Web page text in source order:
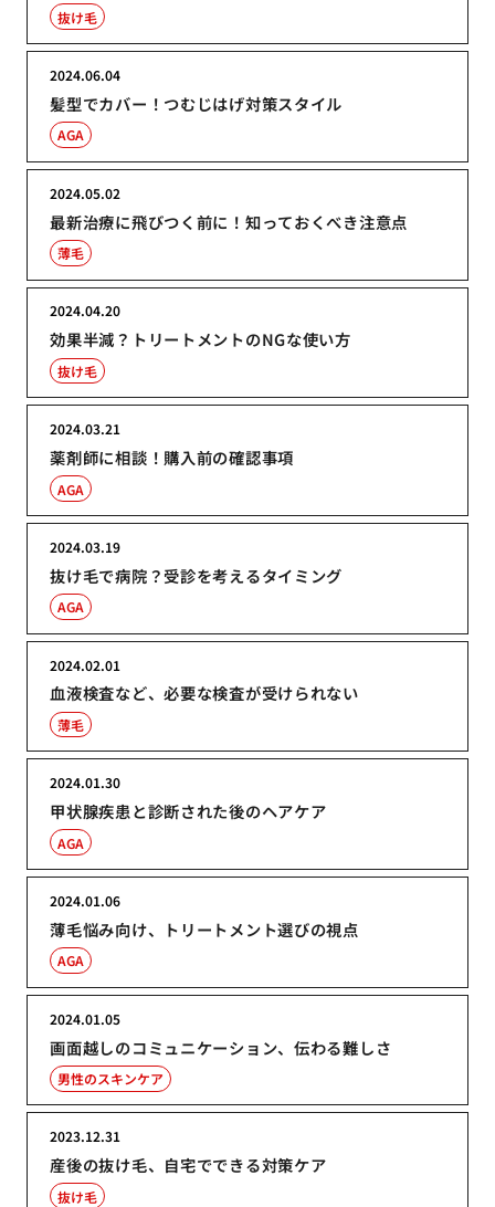
抜け毛
髪型でカバー！つむじはげ対策スタイル
2024.06.04
AGA
最新治療に飛びつく前に！知っておくべき注意点
2024.05.02
薄毛
効果半減？トリートメントのNGな使い方
2024.04.20
抜け毛
薬剤師に相談！購入前の確認事項
2024.03.21
AGA
抜け毛で病院？受診を考えるタイミング
2024.03.19
AGA
血液検査など、必要な検査が受けられない
2024.02.01
薄毛
甲状腺疾患と診断された後のヘアケア
2024.01.30
AGA
薄毛悩み向け、トリートメント選びの視点
2024.01.06
AGA
画面越しのコミュニケーション、伝わる難しさ
2024.01.05
男性のスキンケア
産後の抜け毛、自宅でできる対策ケア
2023.12.31
抜け毛